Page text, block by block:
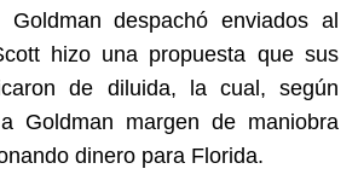
Goldman despachó enviados al
hizo una propuesta que sus
de diluida, la cual, según
Goldman margen de maniobra
dinero para Florida.